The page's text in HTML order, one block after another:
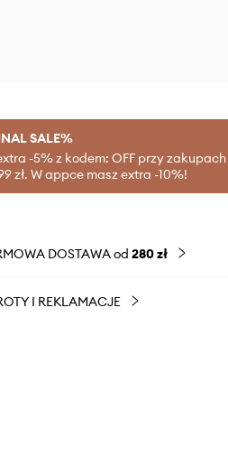
SALE%
-5% z kodem: OFF przy zakupach
zł. W appce masz extra -10%!
DOSTAWA od 280 zł
I REKLAMACJE